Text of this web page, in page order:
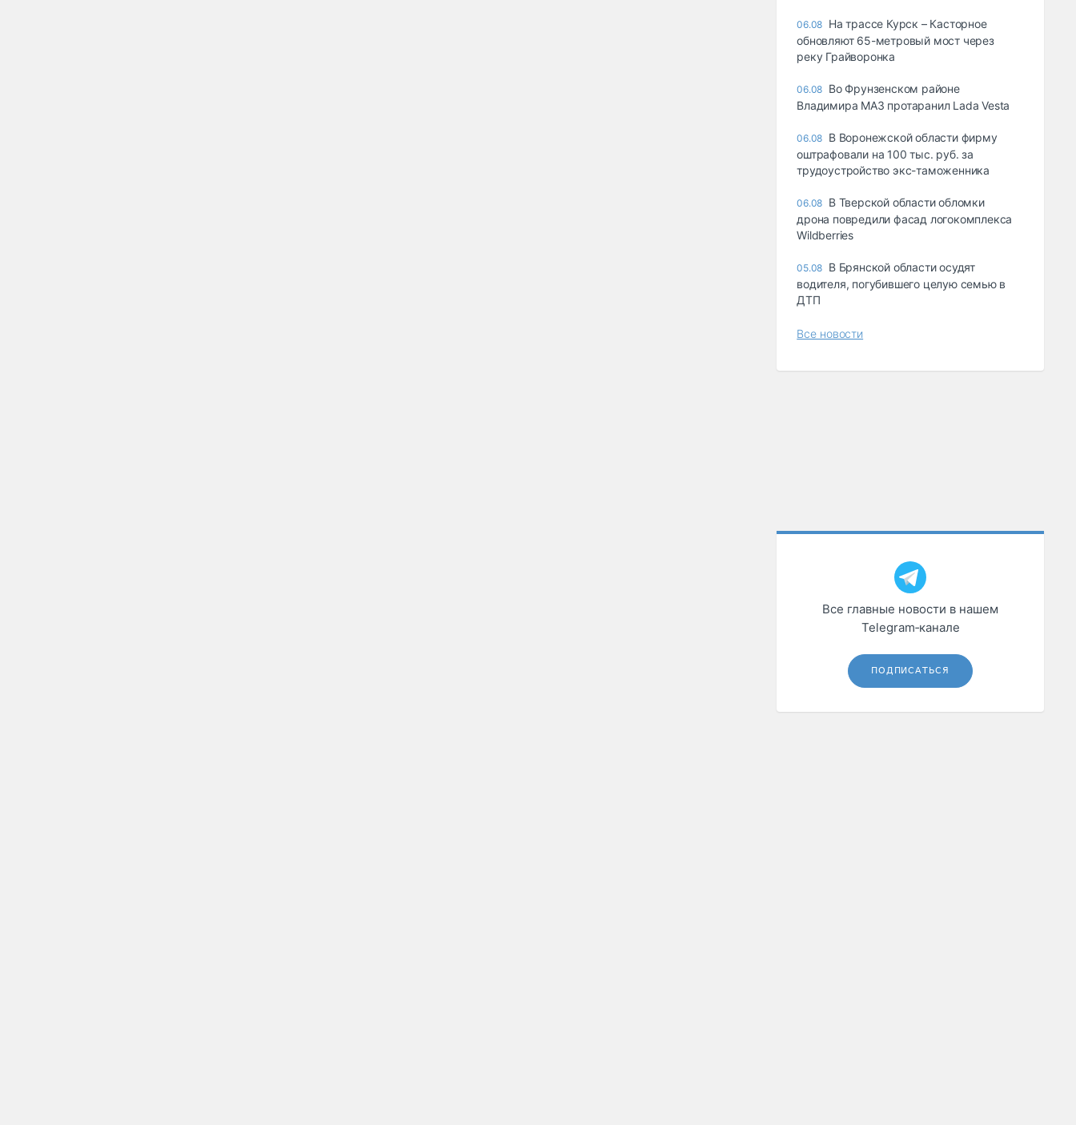
06.08 На трассе Курск – Касторное
обновляют 65-метровый мост через
реку Грайворонка
06.08 Во Фрунзенском районе
Владимира МАЗ протаранил Lada Vesta
06.08 В Воронежской области фирму
оштрафовали на 100 тыс. руб. за
трудоустройство экс-таможенника
06.08 В Тверской области обломки
дрона повредили фасад логокомплекса
Wildberries
05.08 В Брянской области осудят
водителя, погубившего целую семью в
ДТП
Все новости
Все главные новости в нашем
Telegram‑канале
ПОДПИСАТЬСЯ